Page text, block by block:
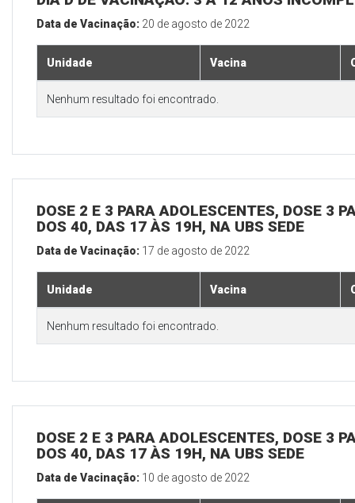
Data de Vacinação: 20 de agosto de 2022
Unidade Vacina
Nenhum resultado foi encontrado.
DOSE 2 E 3 PARA ADOLESCENTES, DOSE 3
DOS 40, DAS 17 ÀS 19H, NA UBS SEDE
Data de Vacinação: 17 de agosto de 2022
Unidade Vacina
Nenhum resultado foi encontrado.
DOSE 2 E 3 PARA ADOLESCENTES, DOSE 3
DOS 40, DAS 17 ÀS 19H, NA UBS SEDE
Data de Vacinação: 10 de agosto de 2022